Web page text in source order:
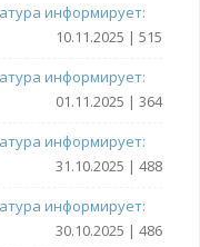
информирует:
10.11.2025 | 515
информирует:
01.11.2025 | 364
информирует:
31.10.2025 | 488
информирует:
30.10.2025 | 486